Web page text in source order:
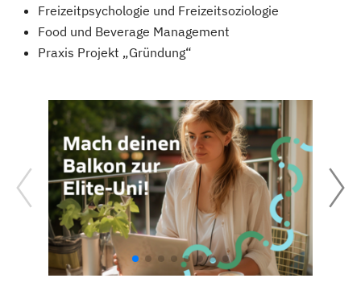
Freizeitpsychologie und Freizeitsoziologie
Food und Beverage Management
Praxis Projekt „Gründung“